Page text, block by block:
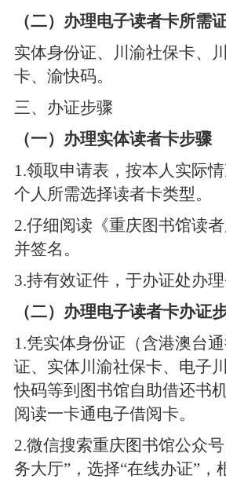
（二）办理电子读者卡所需
实体身份证、川渝社保卡、
卡、渝快码。
三、办证步骤
（一）办理实体读者卡步骤
1.领取申请表，按本人实际
个人所需选择读者卡类型。
2.仔细阅读《重庆图书馆读者
并签名。
3.持有效证件，于办证处办理
（二）办理电子读者卡办证
1.凭实体身份证（含港澳台
证、实体川渝社保卡、电子
快码等到图书馆自助借还书
阅读一卡通电子借阅卡。
2.微信搜索重庆图书馆公众
务大厅”，选择“在线办证”，